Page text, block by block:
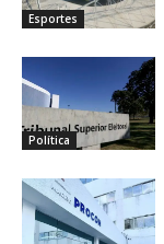
Esportes
Política